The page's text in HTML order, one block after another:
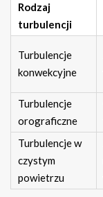
Rodzaj
turbulencji
Turbulencje
konwekcyjne
Turbulencje
orograficzne
Turbulencje w
czystym
powietrzu